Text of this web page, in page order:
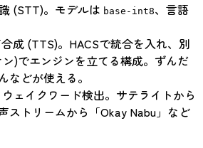
(STT)。モデルは base-int8、言語
成 (TTS)。HACSで統合を入れ、別
)でエンジンを立てる構成。ずんだ
などが使える。
ウェイクワード検出。サテライトから
ストリームから「Okay Nabu」など